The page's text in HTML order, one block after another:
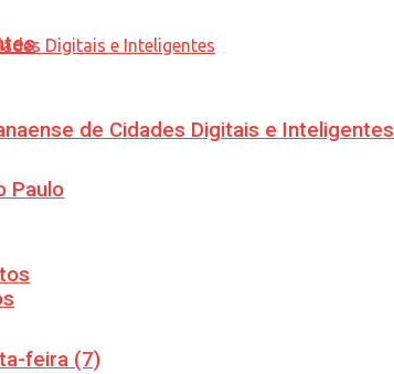
de Cidades Digitais e Inteligentes
Paulo
feira (7)